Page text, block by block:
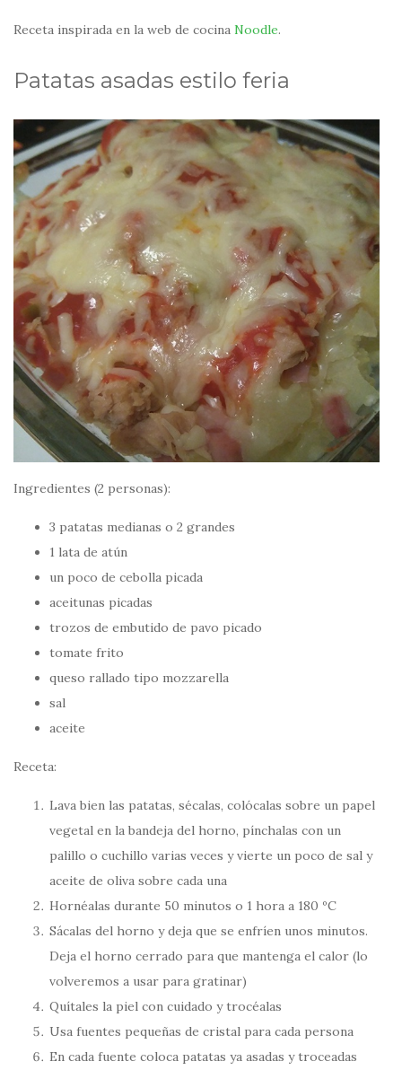
Receta inspirada en la web de cocina Noodle.
Patatas asadas estilo feria
Ingredientes (2 personas):
3 patatas medianas o 2 grandes
1 lata de atún
un poco de cebolla picada
aceitunas picadas
trozos de embutido de pavo picado
tomate frito
queso rallado tipo mozzarella
sal
aceite
Receta:
Lava bien las patatas, sécalas, colócalas sobre un papel
vegetal en la bandeja del horno, pínchalas con un
palillo o cuchillo varias veces y vierte un poco de sal y
aceite de oliva sobre cada una
Hornéalas durante 50 minutos o 1 hora a 180 ºC
Sácalas del horno y deja que se enfríen unos minutos.
Deja el horno cerrado para que mantenga el calor (lo
volveremos a usar para gratinar)
Quítales la piel con cuidado y trocéalas
Usa fuentes pequeñas de cristal para cada persona
En cada fuente coloca patatas ya asadas y troceadas